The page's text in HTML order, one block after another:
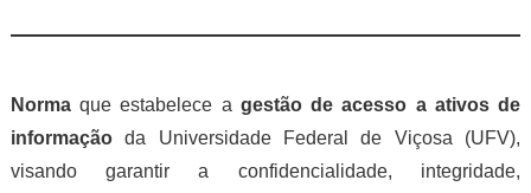
Normaque estabelece a gestão de acesso a ativos de
informaçãoda Universidade Federal de Viçosa (UFV),
visando garantir a confidencialidade, integridade,